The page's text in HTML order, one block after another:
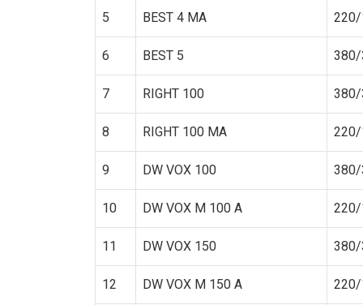
5 BEST 4 MA 220/
6 BEST 5 380/
7 RIGHT 100 380/
8 RIGHT 100 MA 220/
9 DW VOX 100 380/
10 DW VOX M 100 A 220/
11 DW VOX 150 380/
12 DW VOX M 150 A 220/